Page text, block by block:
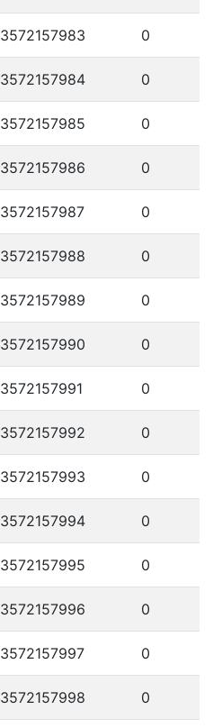
3572157983 0
3572157984 0
3572157985 0
3572157986 0
3572157987 0
3572157988 0
3572157989 0
3572157990 0
3572157991 0
3572157992 0
3572157993 0
3572157994 0
3572157995 0
3572157996 0
3572157997 0
3572157998 0